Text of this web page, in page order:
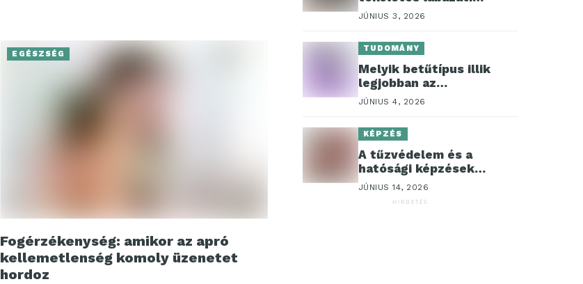
EGÉSZSÉG
Fogérzékenység: amikor az apró
kellemetlenség komoly üzenetet
hordoz
kavicságyat?
JÚNIUS 3, 2026
TUDOMÁNY
Melyik betűtípus illik
legjobban az
önéletrajzokhoz?
JÚNIUS 4, 2026
KÉPZÉS
A tűzvédelem és a
hatósági képzések
szerepe a munka
területén
JÚNIUS 14, 2026
HIRDETÉS